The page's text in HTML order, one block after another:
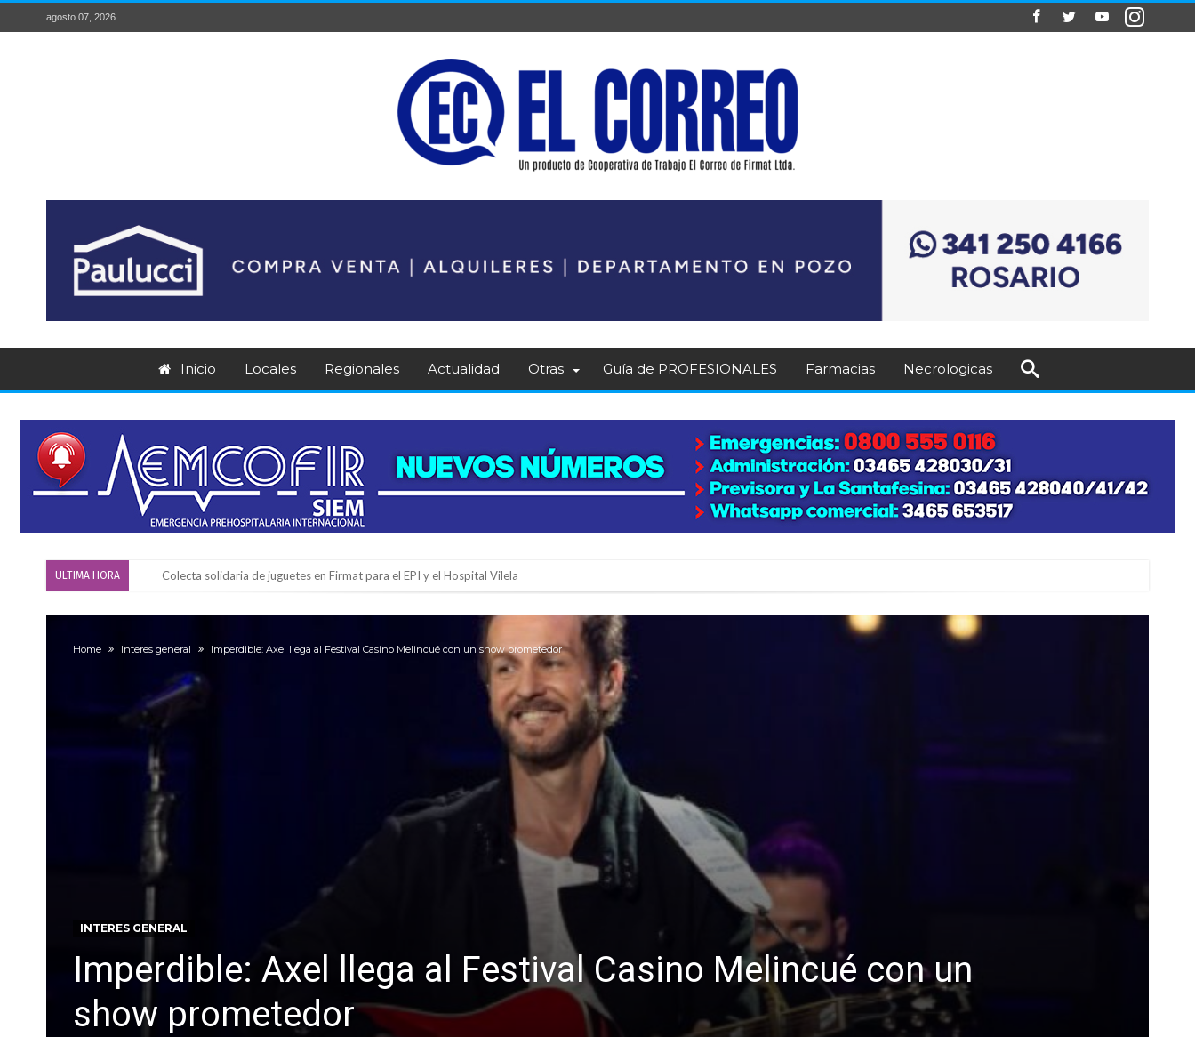
agosto 07, 2026
Inicio Locales Regionales Actualidad Otras Guía de PROFESIONALES Farmacias Necrologicas
ULTIMA HORA Colecta solidaria de juguetes en Firmat para el EPI y el Hospital Vilela
Vuelve el básquet: este viernes arranca el Clausura con agenda confirmada y planteles renovados
Alerta meteorológico: el SMN advierte por tormentas fuertes y ráfagas que podrían superar los 80 km/h
¿Llega un “Súper Niño”?: De Benedictis aclara los mitos y analiza el impacto real en la región
Distinguieron a Ramiro Maldonado, el campeón juvenil de malambo de Los Quirquinchos
Villada: evalúan obras preventivas ante posibles lluvias intensas
Home Interes general Imperdible: Axel llega al Festival Casino Melincué con un show prometedor
INTERES GENERAL
Imperdible: Axel llega al Festival Casino Melincué con un
show prometedor